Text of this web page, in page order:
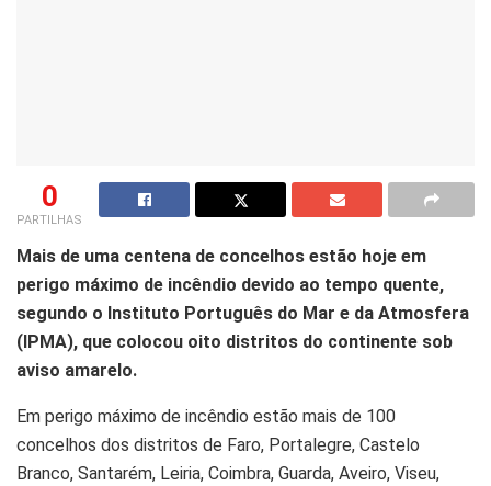
0
PARTILHAS
Mais de uma centena de concelhos estão hoje em
perigo máximo de incêndio devido ao tempo quente,
segundo o Instituto Português do Mar e da Atmosfera
(IPMA), que colocou oito distritos do continente sob
aviso amarelo.
Em perigo máximo de incêndio estão mais de 100
concelhos dos distritos de Faro, Portalegre, Castelo
Branco, Santarém, Leiria, Coimbra, Guarda, Aveiro, Viseu,